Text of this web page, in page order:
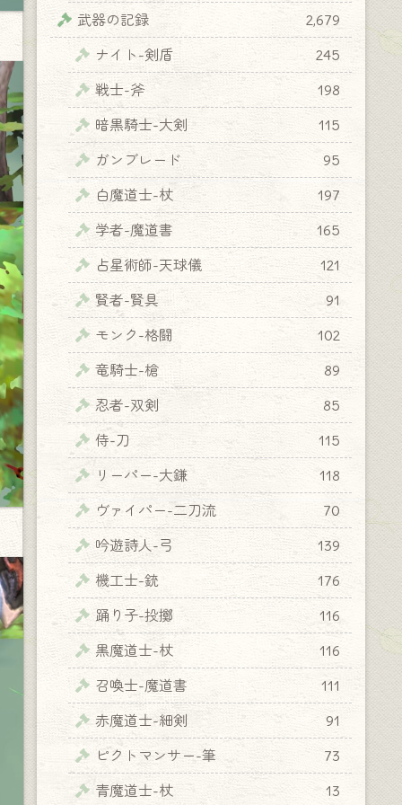
武器の記録
2,679
ナイト-剣盾
245
戦士-斧
198
暗黒騎士-大剣
115
ガンブレード
95
白魔道士-杖
197
学者-魔道書
165
占星術師-天球儀
121
賢者-賢具
91
モンク-格闘
102
竜騎士-槍
89
忍者-双剣
85
侍-刀
115
リーパー-大鎌
118
ヴァイパー-二刀流
70
吟遊詩人-弓
139
機工士-銃
176
踊り子-投擲
116
黒魔道士-杖
116
召喚士-魔道書
111
赤魔道士-細剣
91
ピクトマンサー-筆
73
青魔道士-杖
13